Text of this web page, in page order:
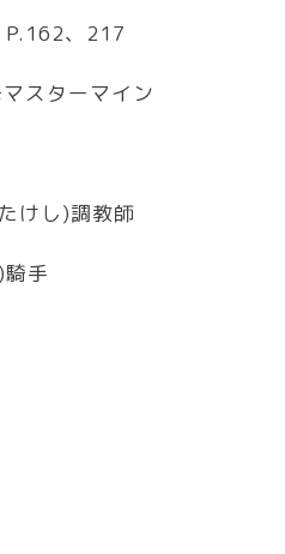
、217
スターマイン
けし)調教師
手